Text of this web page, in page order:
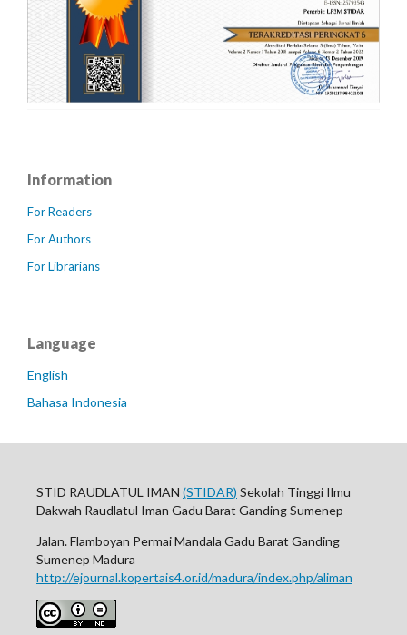
Information
For Readers
For Authors
For Librarians
Language
English
Bahasa Indonesia
STID RAUDLATUL IMAN (STIDAR) Sekolah Tinggi Ilmu
Dakwah Raudlatul Iman Gadu Barat Ganding Sumenep
Jalan. Flamboyan Permai Mandala Gadu Barat Ganding
Sumenep Madura
http://ejournal.kopertais4.or.id/madura/index.php/aliman